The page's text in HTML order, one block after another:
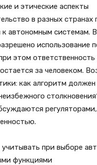
и этические аспекты
в разных странах
к автономным системам.
использование
этом ответственность
за человеком.
как алгоритм
при выборе
функциями